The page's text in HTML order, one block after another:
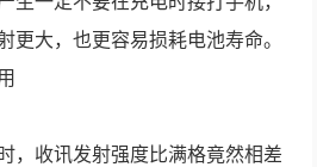
更大，也更容易损耗电池寿命。
，收讯发射强度比满格竟然相差